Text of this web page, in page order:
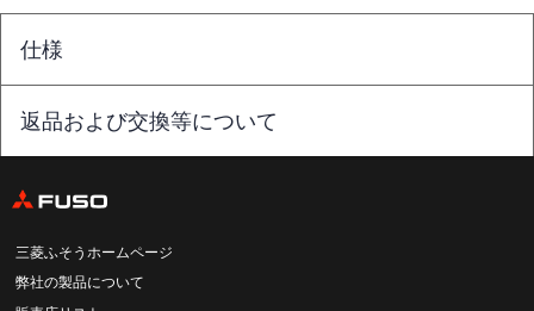
仕様
返品および交換等について
三菱ふそうホームページ
弊社の製品について